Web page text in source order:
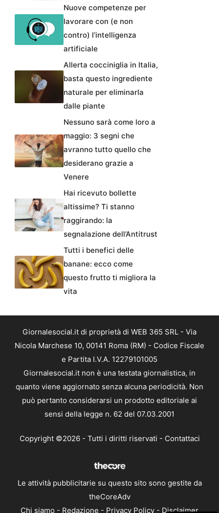
Nuove competenze per
lavorare con (e non
contro) l’intelligenza
artificiale
Allerta cocciniglia in Italia,
basta questo ingrediente
naturale per eliminarla
dalle piante
Nessuno sarà come loro a
maggio: 3 segni che
avranno tutto quello che
desiderano grazie a
Venere
Hai ricevuto bollette
altissime? Ti stanno
raggirando: la
segnalazione dell’Antitrust
Tutti i benefici delle
banane: ecco come
questo frutto ti migliora la
vita
Giornalesocial.it di proprietà di WEB 365 SRL - Via
Nicola Marchese 10, 00141 Roma (RM) - Codice Fiscale
e Partita I.V.A. 12279101005
Giornalesocial.it non è una testata giornalistica, in
quanto viene aggiornato senza alcuna periodicità. Non
può pertanto considerarsi un prodotto editoriale ai
sensi della legge n. 62 del 07.03.2001
Copyright ©2026 - Tutti i diritti riservati - Contattaci
Le attività pubblicitarie su questo sito sono gestite da
theCoreAdv
Chi siamo - Redazione - Privacy Policy - Disclaimer